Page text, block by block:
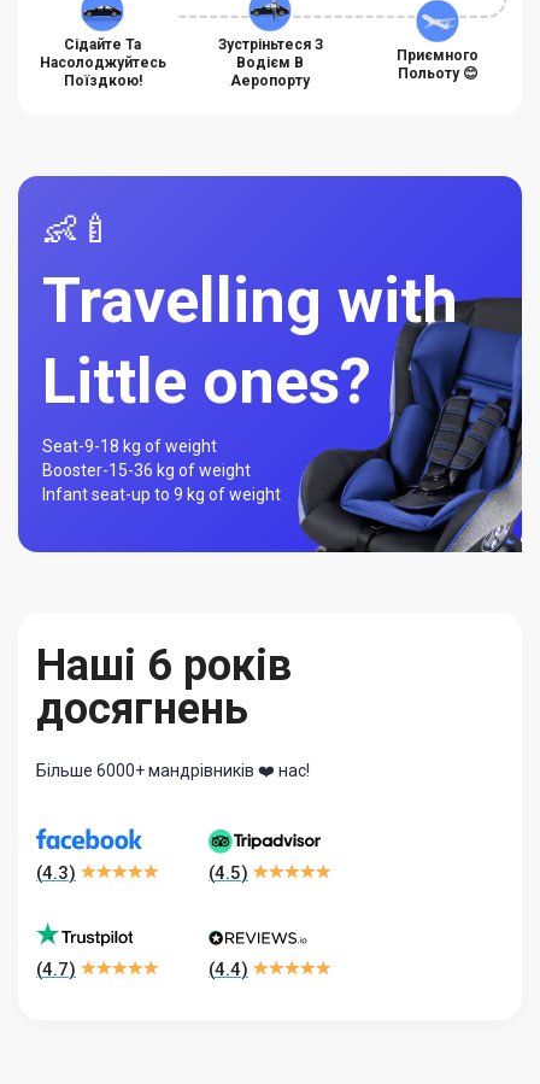
Сідайте Та
Насолоджуйтесь
Поїздкою!
Зустріньтеся З
Водієм В
Аеропорту
Приємного
Польоту 😊
👶🍼
Travelling with
Little ones?
Seat-9-18 kg of weight
Booster-15-36 kg of weight
Infant seat-up to 9 kg of weight
Наші 6 років
досягнень
Більше 6000+ мандрівників ❤️ нас!
(4.3) (4.5)
(4.7) (4.4)